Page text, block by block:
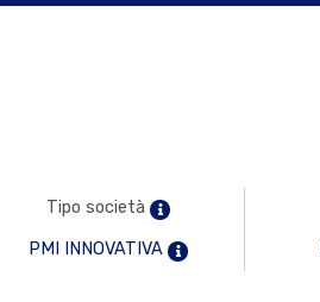
Tipo società
PMI INNOVATIVA